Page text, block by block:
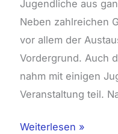
Jugendliche aus
Neben zahlreichen
vor allem der
Vordergrund. Auch
nahm mit einigen
Veranstaltung teil.
Weiterlesen »